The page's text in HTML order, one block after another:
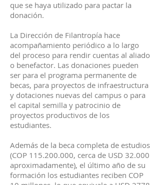
que se haya utilizado para pactar la
donación.
La Dirección de Filantropía hace
acompañamiento periódico a lo largo
del proceso para rendir cuentas al aliado
o benefactor. Las donaciones pueden
ser para el programa permanente de
becas, para proyectos de infraestructura
y dotaciones nuevas del campus o para
el capital semilla y patrocinio de
proyectos productivos de los
estudiantes.
Además de la beca completa de estudios
(COP 115.200.000, cerca de USD 32.000
aproximadamente), el último año de su
formación los estudiantes reciben COP